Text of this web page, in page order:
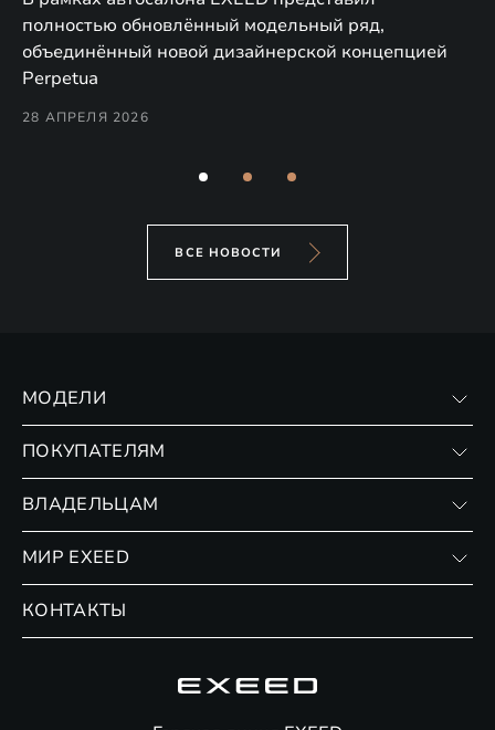
полностью обновлённый модельный ряд,
объединённый новой дизайнерской концепцией
Perpetua
28 АПРЕЛЯ 2026
ВСЕ НОВОСТИ
МОДЕЛИ
ПОКУПАТЕЛЯМ
Страхование
ВЛАДЕЛЬЦАМ
Сервис
Помощь на дорогах
МИР EXEED
КОНТАКТЫ